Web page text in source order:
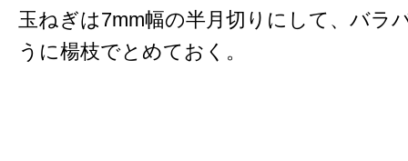
玉ねぎは7mm幅の半月切りにして、バラ
うに楊枝でとめておく。